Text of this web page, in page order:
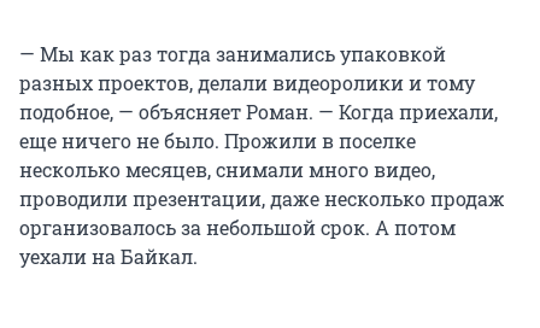
— Мы как раз тогда занимались упаковкой
разных проектов, делали видеоролики и тому
подобное, — объясняет Роман. — Когда приехали,
еще ничего не было. Прожили в поселке
несколько месяцев, снимали много видео,
проводили презентации, даже несколько продаж
организовалось за небольшой срок. А потом
уехали на Байкал.